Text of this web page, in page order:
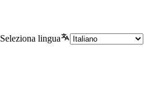
Seleziona lingua